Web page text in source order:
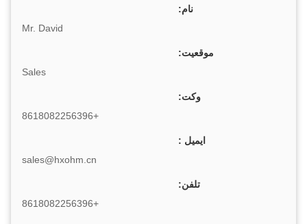
نام:
Mr. David
موقعیت:
Sales
وکت:
+8618082256396
ایمیل :
sales@hxohm.cn
تلفن:
+8618082256396